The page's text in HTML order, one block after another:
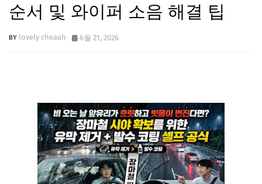
순서 및 와이퍼 소음 해결 팁
lovely cheaah 6월 21, 2026